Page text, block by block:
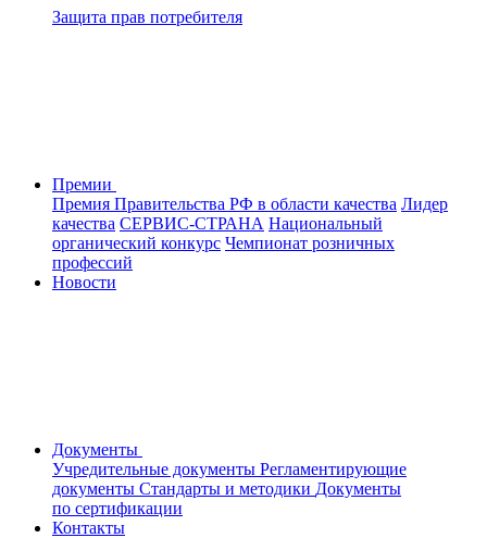
Защита прав потребителя
Премии
Премия Правительства РФ в области качества Лидер
качества СЕРВИС-СТРАНА Национальный
органический конкурс Чемпионат розничных
профессий
Новости
Документы
Учредительные документы Регламентирующие
документы Стандарты и методики Документы
по сертификации
Контакты